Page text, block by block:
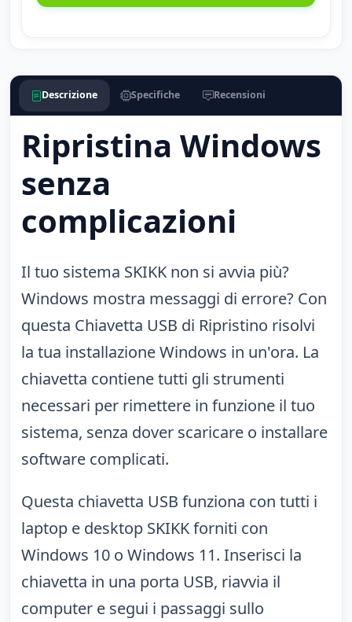
Descrizione Specifiche Recensioni
Ripristina Windows
senza
complicazioni
Il tuo sistema SKIKK non si avvia più?
Windows mostra messaggi di errore? Con
questa Chiavetta USB di Ripristino risolvi
la tua installazione Windows in un'ora. La
chiavetta contiene tutti gli strumenti
necessari per rimettere in funzione il tuo
sistema, senza dover scaricare o installare
software complicati.
Questa chiavetta USB funziona con tutti i
laptop e desktop SKIKK forniti con
Windows 10 o Windows 11. Inserisci la
chiavetta in una porta USB, riavvia il
computer e segui i passaggi sullo